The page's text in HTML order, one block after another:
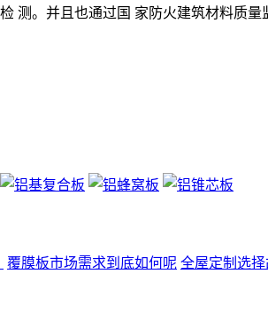
。并且也通过国 家防火建筑材料质量
覆膜板市场需求到底如何呢 全屋定制选